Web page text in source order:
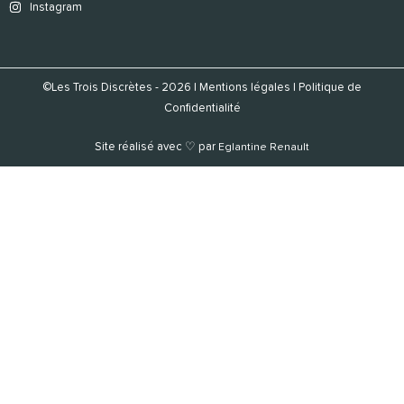
Instagram
©Les Trois Discrètes - 2026 | Mentions légales
Politique de
Confidentialité
Site réalisé avec ♡ par Eglantine Renault